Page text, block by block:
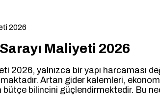
2026
Maliyeti 2026
2026, yalnızca bir yapı
Artan gider kalemleri,
bilincini güçlendirmektedir. Bu